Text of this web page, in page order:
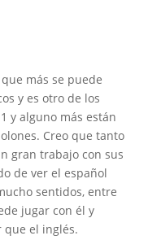
más se puede
y es otro de los
y alguno más están
Creo que tanto
gran trabajo con sus
de ver el español
sentidos, entre
jugar con él y
el inglés.